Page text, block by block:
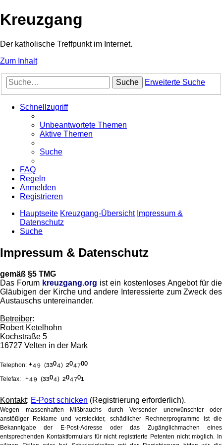
Kreuzgang
Der katholische Treffpunkt im Internet.
Zum Inhalt
Suche Erweiterte Suche
Schnellzugriff
Unbeantwortete Themen
Aktive Themen
Suche
FAQ
Regeln
Anmelden
Registrieren
Hauptseite Kreuzgang-Übersicht Impressum &
Datenschutz
Suche
Impressum & Datenschutz
gemäß §5 TMG
Das Forum kreuzgang.org ist ein kostenloses Angebot für die
Gläubigen der Kirche und andere Interessierte zum Zweck des
Austauschs untereinander.
Betreiber:
Robert Ketelhohn
Kochstraße 5
16727 Velten in der Mark
Telephon: ⁺⁴⁹ (³³⁰⁴) ²⁰⁴⁷⁰⁰
Telefax: ⁺⁴⁹ (³³⁰⁴) ²⁰⁴⁷⁰¹
Kontakt: E-Post schicken (Registrierung erforderlich).
Wegen massenhaften Mißbrauchs durch Versender unerwünschter oder
anstößiger Reklame und versteckter, schädlicher Rechnerprogramme ist die
Bekanntgabe der E-Post-Adresse oder das Zugänglichmachen eines
entsprechenden Kontaktformulars für nicht registrierte Petenten nicht möglich. In